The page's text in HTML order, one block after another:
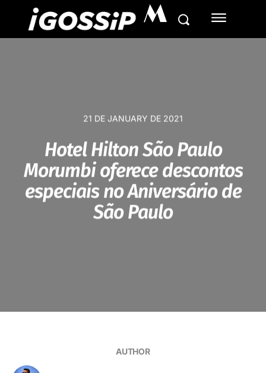
M
21 DE JANUARY DE 2021
Hotel Hilton São Paulo
Morumbi oferece descontos
especiais no Aniversário de
São Paulo
AUTHOR